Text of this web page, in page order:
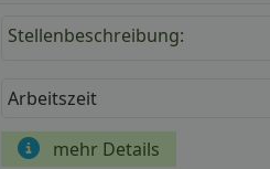
Stellenbeschreibung:
Arbeitszeit
mehr Details